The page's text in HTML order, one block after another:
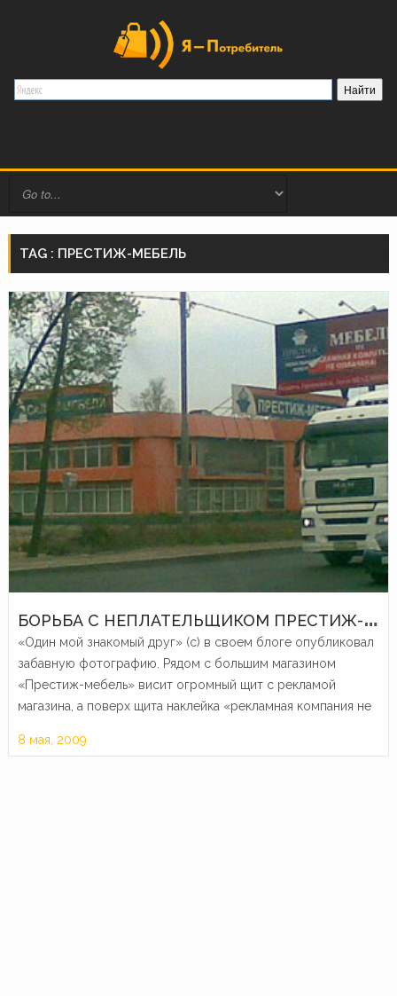
TAG : ПРЕСТИЖ-МЕБЕЛЬ
Б
ОРЬБА С НЕПЛАТЕЛЬЩИКОМ ПРЕСТИЖ-МЕБЕЛЬ
«Один мой знакомый друг» (с) в своем блоге опубликовал
забавную фотографию. Рядом с большим магазином
«Престиж-мебель» висит огромный щит с рекламой
магазина, а поверх щита наклейка «рекламная компания не
дело в не в этом….
8 мая, 2009